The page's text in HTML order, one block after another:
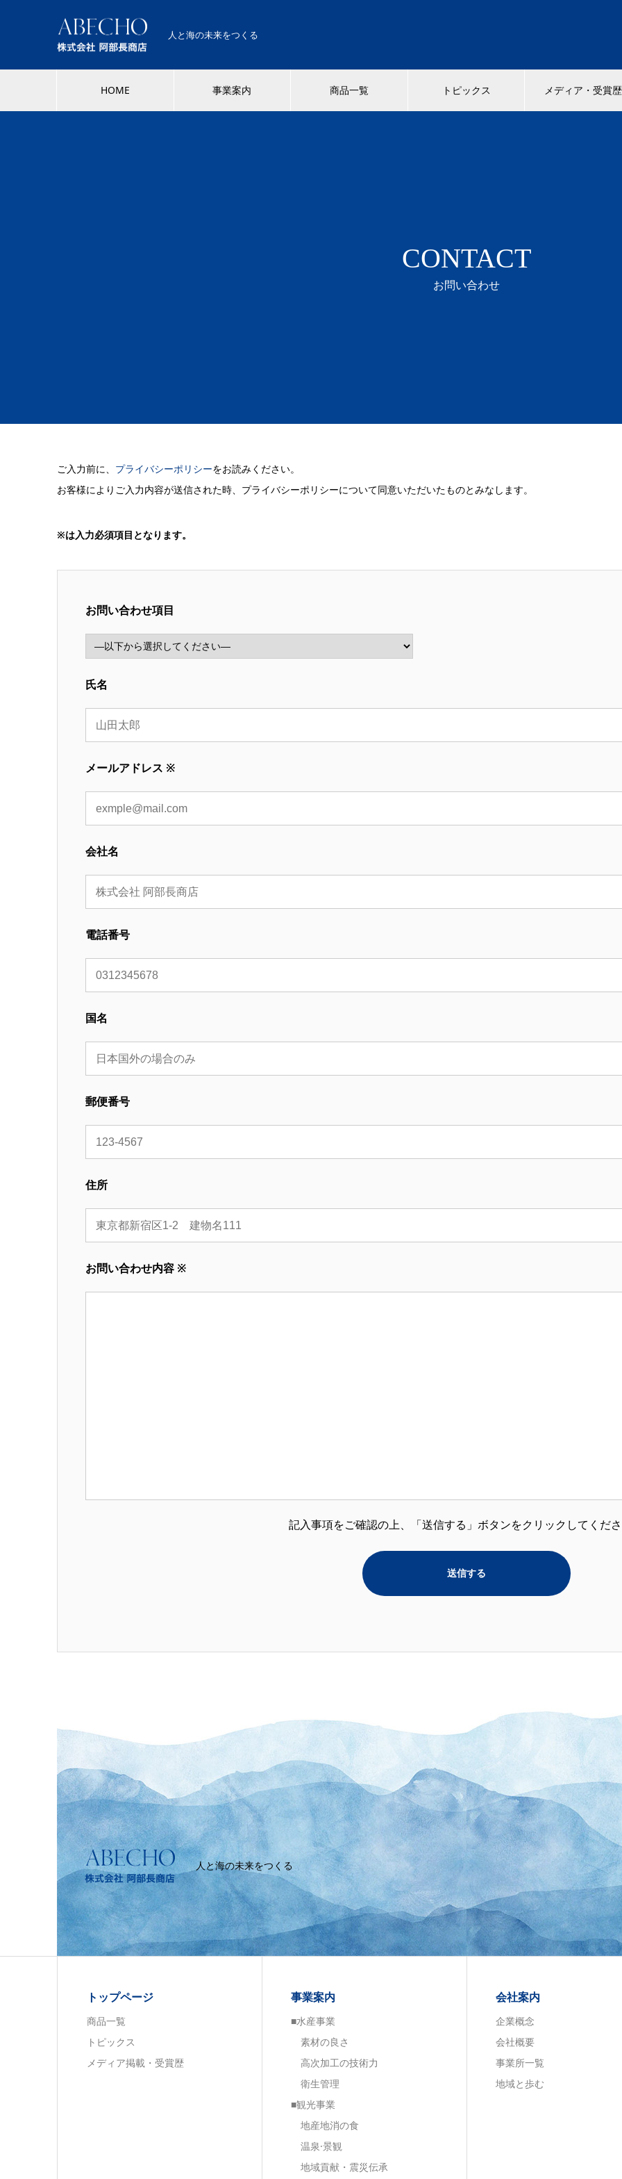
人と海の未来をつくる
HOME 事業案内 商品一覧 トピックス メディア・受賞歴
CONTACT
お問い合わせ
ご入力前に、 プライバシーポリシーをお読みください。
お客様によりご入力内容が送信された時、プライバシーポリシーについて同意いただいたものとみなします。
※は入力必須項目となります。
お問い合わせ項目
氏名
メールアドレス ※
会社名
電話番号
国名
郵便番号
住所
お問い合わせ内容 ※
記入事項をご確認の上、「送信する」ボタンをクリックしてくだ
人と海の未来をつくる
トップページ
商品一覧
トピックス
メディア掲載・受賞歴
事業案内
■水産事業
素材の良さ
高次加工の技術力
衛生管理
■観光事業
地産地消の食
温泉·景観
地域貢献・震災伝承
会社案内
企業概念
会社概要
事業所一覧
地域と歩む